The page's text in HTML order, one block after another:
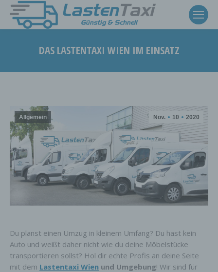
DAS LASTENTAXI WIEN IM EINSATZ
Nov. 10 2020
Allgemein
Du planst einen Umzug in kleinem Umfang? Du hast kein
Auto und weißt daher nicht wie du deine Möbelstücke
transportieren sollst? Hol dir echte Profis an deine Seite
mit dem Lastentaxi Wien und Umgebung! Wir sind für